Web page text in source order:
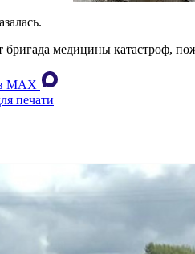
бригада медицины катастроф,
MAХ
печати